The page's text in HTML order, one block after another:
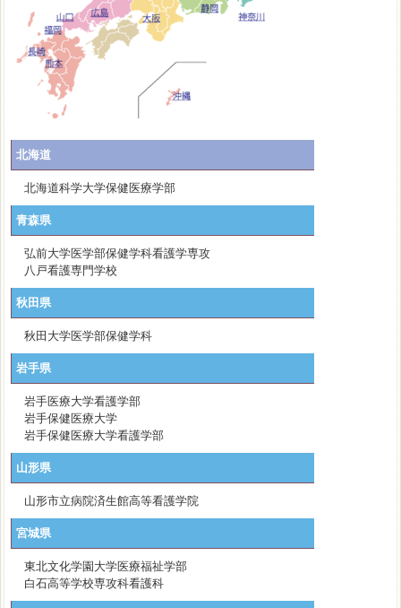
北海道
北海道科学大学保健医療学部
青森県
弘前大学医学部保健学科看護学専攻
八戸看護専門学校
秋田県
秋田大学医学部保健学科
岩手県
岩手医療大学看護学部
岩手保健医療大学
岩手保健医療大学看護学部
山形県
山形市立病院済生館高等看護学院
宮城県
東北文化学園大学医療福祉学部
白石高等学校専攻科看護科